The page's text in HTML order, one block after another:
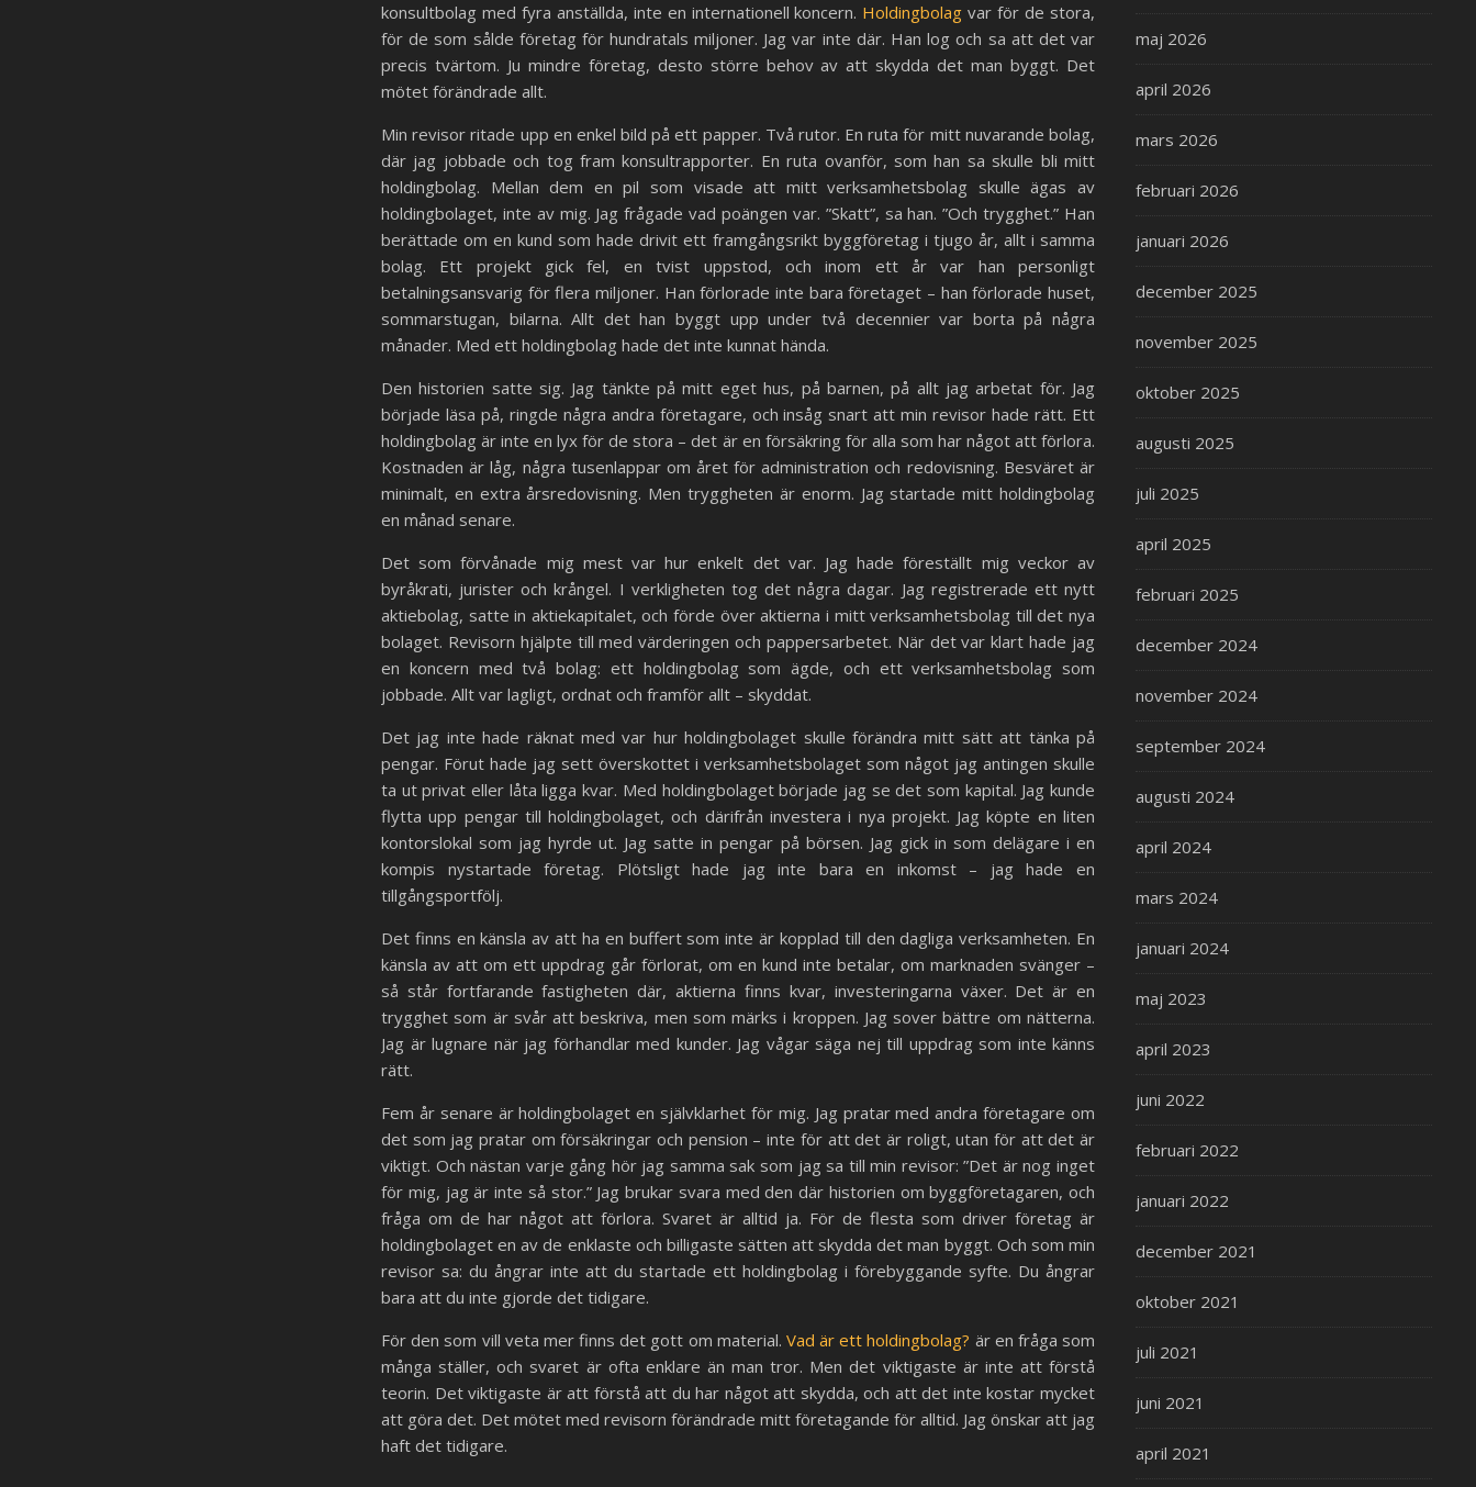
konsultbolag med fyra anställda, inte en internationell koncern. Holdingbolag var för de stora,
för de som sålde företag för hundratals miljoner. Jag var inte där. Han log och sa att det var
precis tvärtom. Ju mindre företag, desto större behov av att skydda det man byggt. Det
mötet förändrade allt.
Min revisor ritade upp en enkel bild på ett papper. Två rutor. En ruta för mitt nuvarande bolag,
där jag jobbade och tog fram konsultrapporter. En ruta ovanför, som han sa skulle bli mitt
holdingbolag. Mellan dem en pil som visade att mitt verksamhetsbolag skulle ägas av
holdingbolaget, inte av mig. Jag frågade vad poängen var. ”Skatt”, sa han. ”Och trygghet.” Han
berättade om en kund som hade drivit ett framgångsrikt byggföretag i tjugo år, allt i samma
bolag. Ett projekt gick fel, en tvist uppstod, och inom ett år var han personligt
betalningsansvarig för flera miljoner. Han förlorade inte bara företaget – han förlorade huset,
sommarstugan, bilarna. Allt det han byggt upp under två decennier var borta på några
månader. Med ett holdingbolag hade det inte kunnat hända.
Den historien satte sig. Jag tänkte på mitt eget hus, på barnen, på allt jag arbetat för. Jag
började läsa på, ringde några andra företagare, och insåg snart att min revisor hade rätt. Ett
holdingbolag är inte en lyx för de stora – det är en försäkring för alla som har något att förlora.
Kostnaden är låg, några tusenlappar om året för administration och redovisning. Besväret är
minimalt, en extra årsredovisning. Men tryggheten är enorm. Jag startade mitt holdingbolag
en månad senare.
Det som förvånade mig mest var hur enkelt det var. Jag hade föreställt mig veckor av
byråkrati, jurister och krångel. I verkligheten tog det några dagar. Jag registrerade ett nytt
aktiebolag, satte in aktiekapitalet, och förde över aktierna i mitt verksamhetsbolag till det nya
bolaget. Revisorn hjälpte till med värderingen och pappersarbetet. När det var klart hade jag
en koncern med två bolag: ett holdingbolag som ägde, och ett verksamhetsbolag som
jobbade. Allt var lagligt, ordnat och framför allt – skyddat.
Det jag inte hade räknat med var hur holdingbolaget skulle förändra mitt sätt att tänka på
pengar. Förut hade jag sett överskottet i verksamhetsbolaget som något jag antingen skulle
ta ut privat eller låta ligga kvar. Med holdingbolaget började jag se det som kapital. Jag kunde
flytta upp pengar till holdingbolaget, och därifrån investera i nya projekt. Jag köpte en liten
kontorslokal som jag hyrde ut. Jag satte in pengar på börsen. Jag gick in som delägare i en
kompis nystartade företag. Plötsligt hade jag inte bara en inkomst – jag hade en
tillgångsportfölj.
Det finns en känsla av att ha en buffert som inte är kopplad till den dagliga verksamheten. En
känsla av att om ett uppdrag går förlorat, om en kund inte betalar, om marknaden svänger –
så står fortfarande fastigheten där, aktierna finns kvar, investeringarna växer. Det är en
trygghet som är svår att beskriva, men som märks i kroppen. Jag sover bättre om nätterna.
Jag är lugnare när jag förhandlar med kunder. Jag vågar säga nej till uppdrag som inte känns
rätt.
Fem år senare är holdingbolaget en självklarhet för mig. Jag pratar med andra företagare om
det som jag pratar om försäkringar och pension – inte för att det är roligt, utan för att det är
viktigt. Och nästan varje gång hör jag samma sak som jag sa till min revisor: ”Det är nog inget
för mig, jag är inte så stor.” Jag brukar svara med den där historien om byggföretagaren, och
fråga om de har något att förlora. Svaret är alltid ja. För de flesta som driver företag är
holdingbolaget en av de enklaste och billigaste sätten att skydda det man byggt. Och som min
revisor sa: du ångrar inte att du startade ett holdingbolag i förebyggande syfte. Du ångrar
bara att du inte gjorde det tidigare.
För den som vill veta mer finns det gott om material. Vad är ett holdingbolag? är en fråga som
många ställer, och svaret är ofta enklare än man tror. Men det viktigaste är inte att förstå
teorin. Det viktigaste är att förstå att du har något att skydda, och att det inte kostar mycket
att göra det. Det mötet med revisorn förändrade mitt företagande för alltid. Jag önskar att jag
haft det tidigare.
maj 2026
april 2026
mars 2026
februari 2026
januari 2026
december 2025
november 2025
oktober 2025
augusti 2025
juli 2025
april 2025
februari 2025
december 2024
november 2024
september 2024
augusti 2024
april 2024
mars 2024
januari 2024
maj 2023
april 2023
juni 2022
februari 2022
januari 2022
december 2021
oktober 2021
juli 2021
juni 2021
april 2021